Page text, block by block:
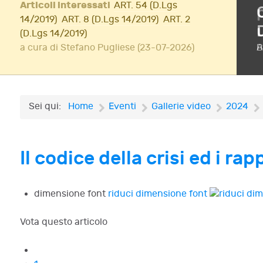
Articoli interessati ART. 54 (D.Lgs
14/2019) ART. 8 (D.Lgs 14/2019) ART. 2
(D.Lgs 14/2019)
a cura di Stefano Pugliese (23-07-2026)
Sei qui: Home Eventi Gallerie video 2024
Il codice della crisi ed i
dimensione font riduci dimensione font
Vota questo articolo